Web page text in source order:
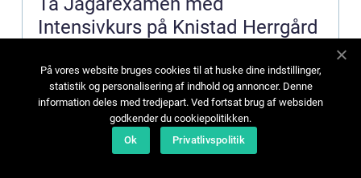
Intensivkurs på Knistad Herrgård
bakentusiaster Introduktion: Silikonform bakning
har blivit allt populärare bland både professionella
och amatörbagare. Inte bara erbjuder
silikonformar enkel användning och rengöring, de
Mikaela Bergholm
På vores website bruges cookies til at huske dine indstillinger,
statistik og personalisering af indhold og annoncer. Denne
information deles med tredjepart. Ved fortsat brug af websiden
godkender du cookiepolitikken.
Ok
Privatlivspolitik